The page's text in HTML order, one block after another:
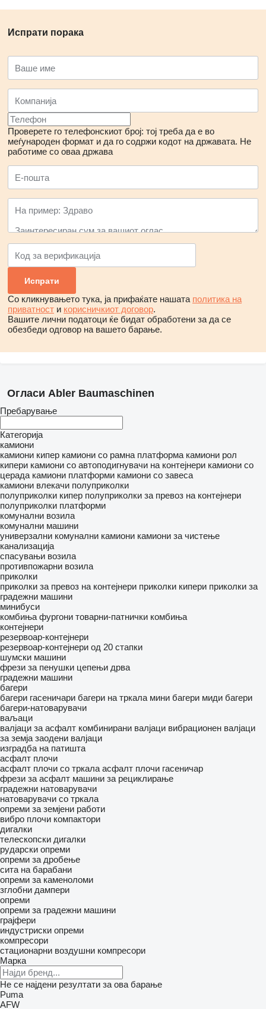
Испрати порака
Проверете го телефонскиот број: тој треба да е во
меѓународен формат и да го содржи кодот на државата. Не
работиме со оваа држава
Со кликнувањето тука, ја прифаќате нашата политика на
приватност и корисничкиот договор.
Вашите лични податоци ќе бидат обработени за да се
обезбеди одговор на вашето барање.
Огласи Abler Baumaschinen
Пребарување
Категорија
камиони
камиони кипер камиони со рамна платформа камиони рол
кипери камиони со автоподигнувачи на контејнери камиони со
церада камиони платформи камиони со завеса
камиони влекачи полуприколки
полуприколки кипер полуприколки за превоз на контејнери
полуприколки платформи
комунални возила
комунални машини
универзални комунални камиони камиони за чистење
канализација
спасувањи возила
противпожарни возила
приколки
приколки за превоз на контејнери приколки кипери приколки за
градежни машини
минибуси
комбиња фургони товарни-патнички комбиња
контејнери
резервоар-контејнери
резервоар-контејнери од 20 стапки
шумски машини
фрези за пенушки цепењи дрва
градежни машини
багери
багери гасеничари багери на тркала мини багери миди багери
багери-натоварувачи
ваљаци
валјаци за асфалт комбинирани валјаци вибрационен валјаци
за земја заодени валјаци
изградба на патишта
асфалт плочи
асфалт плочи со тркала асфалт плочи гасеничар
фрези за асфалт машини за рециклирање
градежни натоварувачи
натоварувачи со тркала
опреми за земјени работи
вибро плочи компактори
дигалки
телескопски дигалки
рударски опреми
опреми за дробење
сита на барабани
опреми за каменоломи
зглобни дампери
опреми
опреми за градежни машини
грајфери
индустриски опреми
компресори
стационарни воздушни компресори
Марка
Не се најдени резултати за ова барање
Puma
AFW